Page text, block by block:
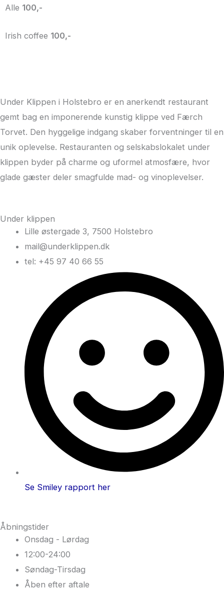
Alle 100,-
Irish coffee 100,-
Under Klippen i Holstebro er en anerkendt restaurant
gemt bag en imponerende kunstig klippe ved Færch
Torvet. Den hyggelige indgang skaber forventninger til en
unik oplevelse. Restauranten og selskabslokalet under
klippen byder på charme og uformel atmosfære, hvor
glade gæster deler smagfulde mad- og vinoplevelser.
Under klippen
Lille østergade 3, 7500 Holstebro
mail@underklippen.dk
tel: +45 97 40 66 55
Se Smiley rapport her
Åbningstider
Onsdag - Lørdag
12:00-24:00
Søndag-Tirsdag
Åben efter aftale